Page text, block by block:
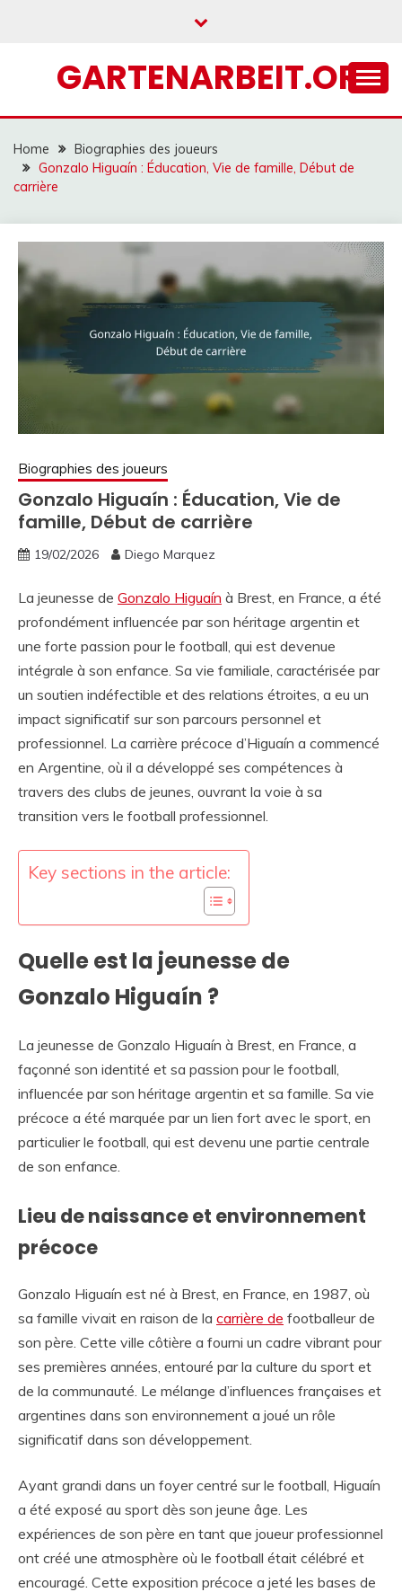
GARTENARBEIT.ORG
Home
Biographies des joueurs
Gonzalo Higuaín : Éducation, Vie de famille, Début de
carrière
Biographies des joueurs
Gonzalo Higuaín : Éducation, Vie de
famille, Début de carrière
19/02/2026 Diego Marquez
La jeunesse de Gonzalo Higuaín à Brest, en France, a été
profondément influencée par son héritage argentin et
une forte passion pour le football, qui est devenue
intégrale à son enfance. Sa vie familiale, caractérisée par
un soutien indéfectible et des relations étroites, a eu un
impact significatif sur son parcours personnel et
professionnel. La carrière précoce d’Higuaín a commencé
en Argentine, où il a développé ses compétences à
travers des clubs de jeunes, ouvrant la voie à sa
transition vers le football professionnel.
Key sections in the article:
Quelle est la jeunesse de
Gonzalo Higuaín ?
La jeunesse de Gonzalo Higuaín à Brest, en France, a
façonné son identité et sa passion pour le football,
influencée par son héritage argentin et sa famille. Sa vie
précoce a été marquée par un lien fort avec le sport, en
particulier le football, qui est devenu une partie centrale
de son enfance.
Lieu de naissance et environnement
précoce
Gonzalo Higuaín est né à Brest, en France, en 1987, où
sa famille vivait en raison de la carrière de footballeur de
son père. Cette ville côtière a fourni un cadre vibrant pour
ses premières années, entouré par la culture du sport et
de la communauté. Le mélange d’influences françaises et
argentines dans son environnement a joué un rôle
significatif dans son développement.
Ayant grandi dans un foyer centré sur le football, Higuaín
a été exposé au sport dès son jeune âge. Les
expériences de son père en tant que joueur professionnel
ont créé une atmosphère où le football était célébré et
encouragé. Cette exposition précoce a jeté les bases de